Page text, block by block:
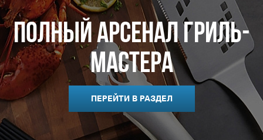
Полный арсенал гриль-
мастера
ПЕРЕЙТИ В РАЗДЕЛ